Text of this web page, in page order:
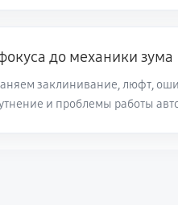
до механики зума
заклинивание, люфт,
и проблемы работы